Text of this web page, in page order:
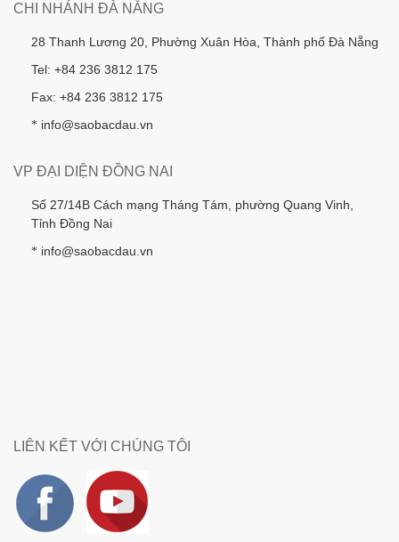
CHI NHÁNH ĐÀ NẴNG
28 Thanh Lương 20, Phường Xuân Hòa, Thành phố Đà Nẵng
Tel: +84 236 3812 175
Fax: +84 236 3812 175
* info@saobacdau.vn
VP ĐẠI DIỆN ĐỒNG NAI
Số 27/14B Cách mạng Tháng Tám, phường Quang Vinh,
Tỉnh Đồng Nai
* info@saobacdau.vn
LIÊN KẾT VỚI CHÚNG TÔI